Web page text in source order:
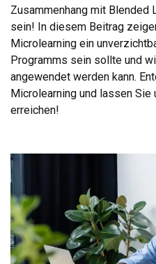
Zusammenhang mit Blended
sein! In diesem Beitrag
Microlearning ein
Programms sein sollte und
angewendet werden kann.
Microlearning und lassen
erreichen!